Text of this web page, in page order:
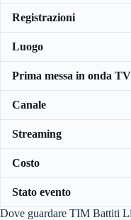
Registrazioni
Luogo
Prima messa in onda TV
Canale
Streaming
Costo
Stato evento
Dove guardare TIM Battiti